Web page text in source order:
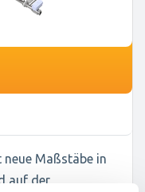
neue Maßstäbe in
auf der